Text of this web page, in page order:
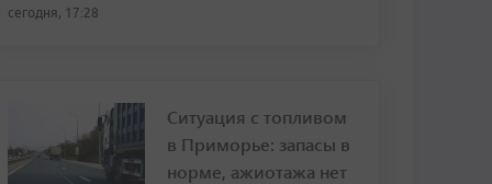
сегодня, 17:28
Ситуация с топливом
в Приморье: запасы в
норме, ажиотажа нет